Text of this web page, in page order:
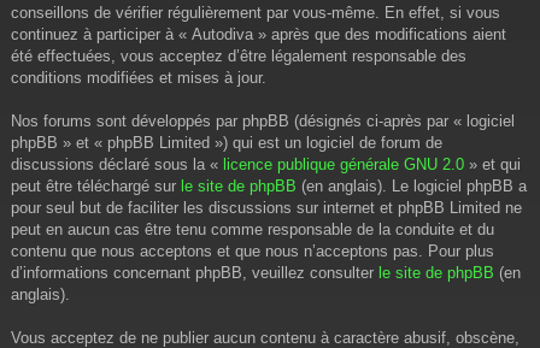
conseillons de vérifier régulièrement par vous-même. En effet, si vous
continuez à participer à « Autodiva » après que des modifications aient
été effectuées, vous acceptez d’être légalement responsable des
conditions modifiées et mises à jour.
Nos forums sont développés par phpBB (désignés ci-après par « logiciel
phpBB » et « phpBB Limited ») qui est un logiciel de forum de
discussions déclaré sous la « licence publique générale GNU 2.0 » et qui
peut être téléchargé sur le site de phpBB (en anglais). Le logiciel phpBB a
pour seul but de faciliter les discussions sur internet et phpBB Limited ne
peut en aucun cas être tenu comme responsable de la conduite et du
contenu que nous acceptons et que nous n’acceptons pas. Pour plus
d’informations concernant phpBB, veuillez consulter le site de phpBB (en
anglais).
Vous acceptez de ne publier aucun contenu à caractère abusif, obscène,